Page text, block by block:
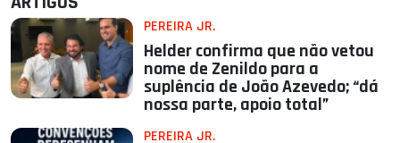
PEREIRA JR.
Helder confirma que não vetou
nome de Zenildo para a
suplência de João Azevedo; “dá
nossa parte, apoio total”
PEREIRA JR.